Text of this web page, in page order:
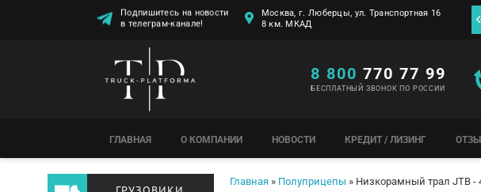
Подпишитесь на новости
в телеграм-канале!
Москва, г. Люберцы, ул. Транспортная 16
8 км. МКАД
8 800 770 77 99
БЕСПЛАТНЫЙ ЗВОНОК ПО РОССИИ
ГЛАВНАЯ О КОМПАНИИ НОВОСТИ КРЕДИТ / ЛИЗИНГ
Вы здесь
Главная » Полуприцепы » Низкорамный трал JTB -